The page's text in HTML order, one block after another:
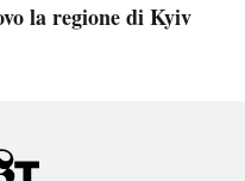
la regione di Kyiv